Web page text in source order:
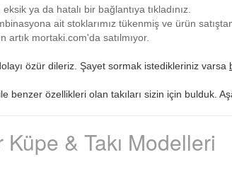
eksik ya da hatalı bir bağlantıya tıkladınız.
ait stoklarımız tükenmiş ve ürün satıştan
artık mortaki.com'da satılmıyor.
özür dileriz. Şayet sormak istedikleriniz varsa
benzer özellikleri olan takıları sizin için bulduk.
Küpe & Takı Modelleri